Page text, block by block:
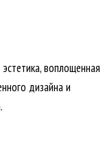
воплощенная
дизайна и